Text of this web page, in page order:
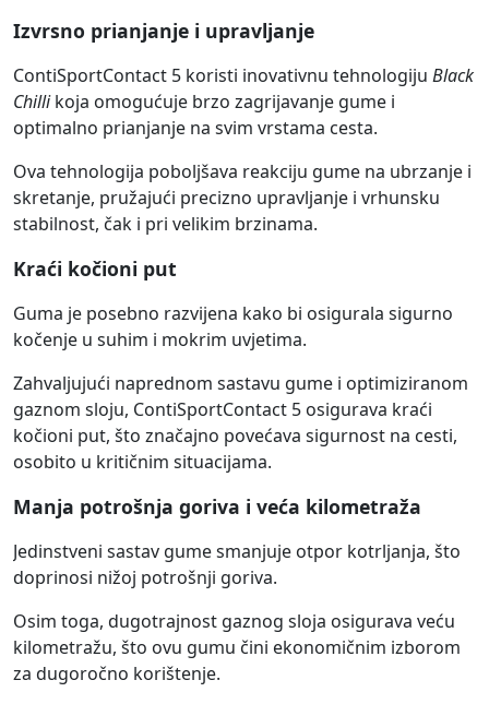
Izvrsno prianjanje i upravljanje
ContiSportContact 5 koristi inovativnu tehnologiju Black
Chillikoja omogućuje brzo zagrijavanje gume i
optimalno prianjanje na svim vrstama cesta.
Ova tehnologija poboljšava reakciju gume na ubrzanje i
skretanje, pružajući precizno upravljanje i vrhunsku
stabilnost, čak i pri velikim brzinama.
Kraći kočioni put
Guma je posebno razvijena kako bi osigurala sigurno
kočenje u suhim i mokrim uvjetima.
Zahvaljujući naprednom sastavu gume i optimiziranom
gaznom sloju, ContiSportContact 5 osigurava kraći
kočioni put, što značajno povećava sigurnost na cesti,
osobito u kritičnim situacijama.
Manja potrošnja goriva i veća kilometraža
Jedinstveni sastav gume smanjuje otpor kotrljanja, što
doprinosi nižoj potrošnji goriva.
Osim toga, dugotrajnost gaznog sloja osigurava veću
kilometražu, što ovu gumu čini ekonomičnim izborom
za dugoročno korištenje.